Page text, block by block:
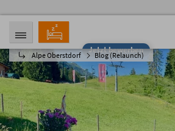
Jetzt bewerben
Alpe Oberstdorf Blog (Relaunch)
ANREISE
10.08.2026
ABREISE
15.08.2026
2 Personen
BUCHEN